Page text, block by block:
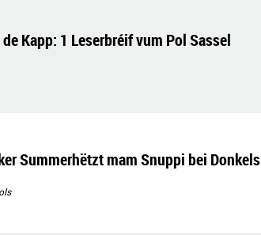
Kapp: 1 Leserbréif vum Pol Sassel
Summerhëtzt mam Snuppi bei Donkels